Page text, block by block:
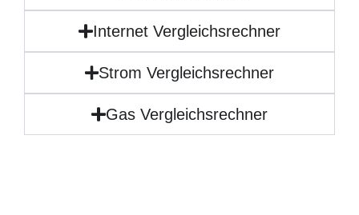
Internet Vergleichsrechner
Strom Vergleichsrechner
Gas Vergleichsrechner